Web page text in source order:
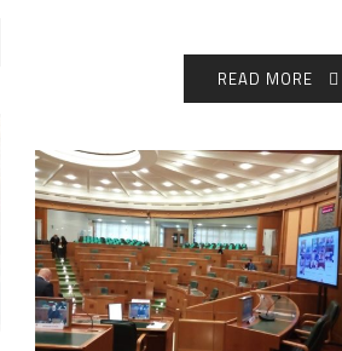
READ MORE